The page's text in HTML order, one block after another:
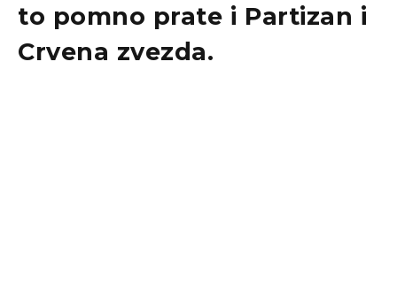
to pomno prate i Partizan i
Crvena zvezda.